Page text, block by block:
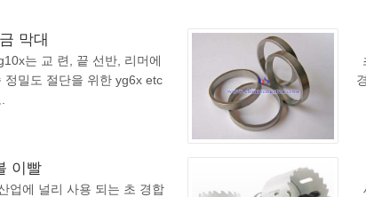
막대
는 교 련, 끝 선반, 리머에
밀도 절단을 위한 yg6x etc
이빨
업에 널리 사용 되는 초 경합